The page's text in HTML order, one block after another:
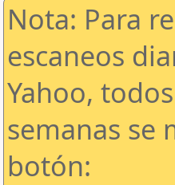
Nota: Para
escaneos
Yahoo,
semanas se
botón: